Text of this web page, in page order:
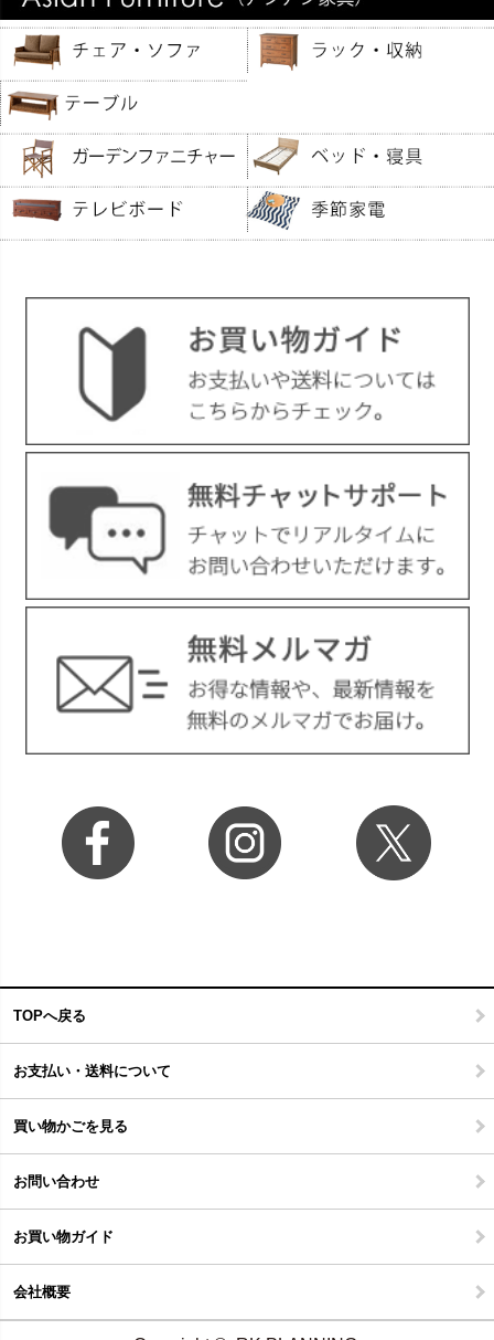
TOPへ戻る
お支払い・送料について
買い物かごを見る
お問い合わせ
お買い物ガイド
会社概要